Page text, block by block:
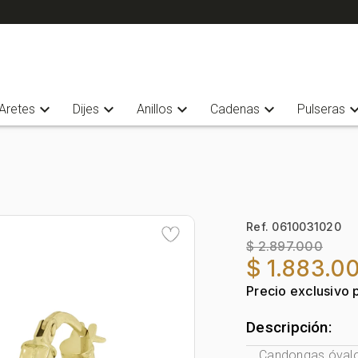
expand_more Dijes expand_more Anillos expand_more Cadenas expand_more Pulseras
Ref. 0610031020
$ 2.897.000
$
Precio exclusivo
Descripción: